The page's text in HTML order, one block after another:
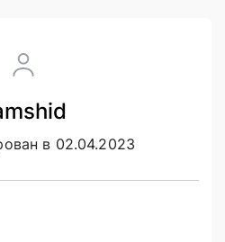
в 02.04.2023